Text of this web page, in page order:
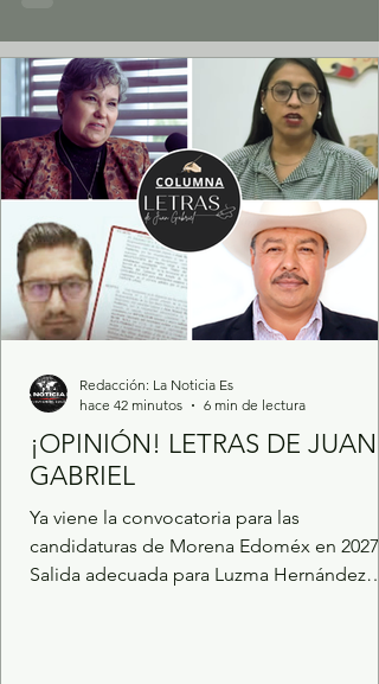
¡OPINIÓN! LETRAS DE JUAN
GABRIEL
Ya viene la convocatoria para las
candidaturas de Morena Edoméx en 2027.
Salida adecuada para Luzma Hernández
Redacción: La Noticia Es
hace 42 minutos
6 min de lectura